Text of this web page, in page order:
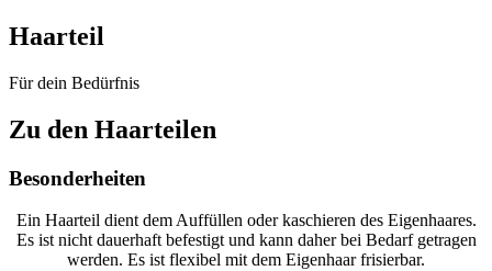
Haarteil
Für dein Bedürfnis
Zu den Haarteilen
Besonderheiten
Ein Haarteil dient dem Auffüllen oder kaschieren des Eigenhaares.
Es ist nicht dauerhaft befestigt und kann daher bei Bedarf getragen
werden. Es ist flexibel mit dem Eigenhaar frisierbar.